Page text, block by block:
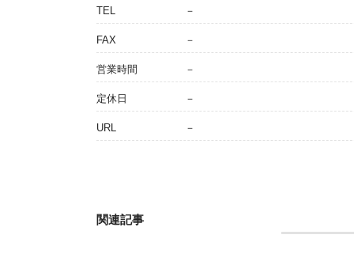
TEL －
FAX －
営業時間 －
定休日 －
URL －
関連記事